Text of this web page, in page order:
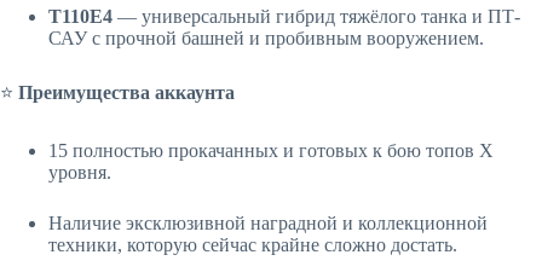
T110E4 — универсальный гибрид тяжёлого танка и ПТ-
САУ с прочной башней и пробивным вооружением.
⭐️ Преимущества аккаунта
15 полностью прокачанных и готовых к бою топов X
уровня.
Наличие эксклюзивной наградной и коллекционной
техники, которую сейчас крайне сложно достать.